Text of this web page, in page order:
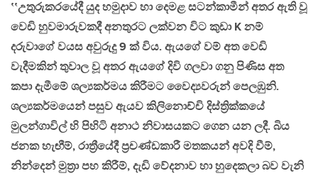
‛‛උතුරුකරයේදී යුද හමුදාව හා දෙමළ සටන්කාමීන් අතර ඇති වූ
වෙඩි හුවමාරුවකදී අනතුරට ලක්වන විට කුඩා K නම්
දරුවාගේ වයස අවුරුදු 9 ක් විය. ඇයගේ වම් අත වෙඩි
වැදීමකින් තුවාල වූ අතර ඇයගේ දිවි ගලවා ගනු පිණිස අත
කපා දැමීමේ ශල්‍යකර්මය කිරීමට වෛද්‍යවරුන් පෙලඹුනි.
ශල්‍යකර්මයෙන් පසුව ඇයව කිලිනොච්චි දිස්ත්‍රික්කයේ
මුලන්ගාවිල් හි පිහිටි අනාථ නිවාසයකට ගෙන යන ලදී. බිය
ජනක හැඟීම්, රාත්‍රීයේදී ප්‍රචණ්ඩකාරී මතකයන් අවදි වීම්,
නින්දෙන් මුත්‍රා පහ කිරීම්, දැඩි වේදනාව හා හුදෙකලා බව වැනි